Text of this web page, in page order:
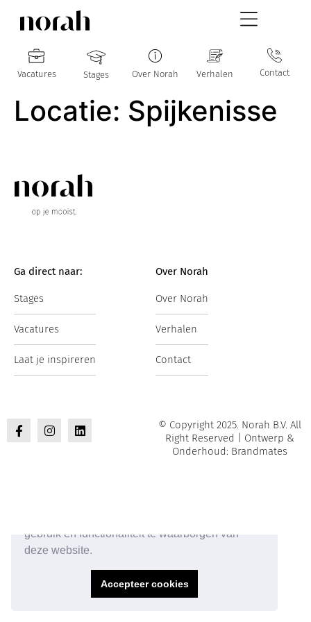
gebruik en functionaliteit te waarborgen van
deze website.
Accepteer cookies
Vacatures Stages Over Norah Verhalen Contact
Locatie: Spijkenisse
Ga direct naar:
Stages
Vacatures
Laat je inspireren
Over Norah
Over Norah
Verhalen
Contact
© Copyright 2025. Norah B.V. All
Right Reserved | Ontwerp &
Onderhoud: Brandmates